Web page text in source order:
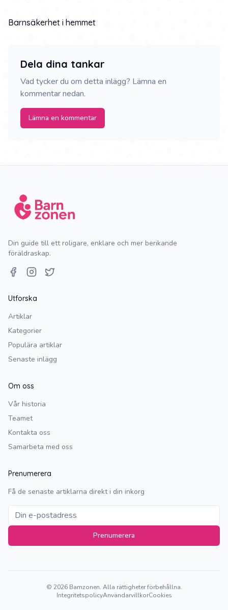
Barnsäkerhet i hemmet
Dela dina tankar
Vad tycker du om detta inlägg? Lämna en
kommentar nedan.
Lämna en kommentar
Din guide till ett roligare, enklare och mer berikande
föräldraskap.
Utforska
Artiklar
Kategorier
Populära artiklar
Senaste inlägg
Om oss
Vår historia
Teamet
Kontakta oss
Samarbeta med oss
Prenumerera
Få de senaste artiklarna direkt i din inkorg
Prenumerera
© 2026Barnzonen. Alla rättigheter förbehållna.
IntegritetspolicyAnvändarvillkorCookies